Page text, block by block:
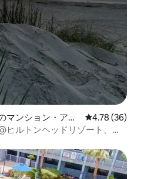
マンション・アパ
レビュー36
4.78 (36)
ルトンヘッドリゾート、